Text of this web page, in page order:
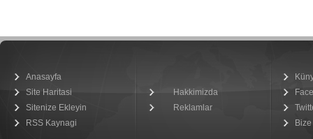
Anasayfa
Site Haritasi
Sitenize Ekleyin
RSS Kaynagi
Hakkimizda
Reklamlar